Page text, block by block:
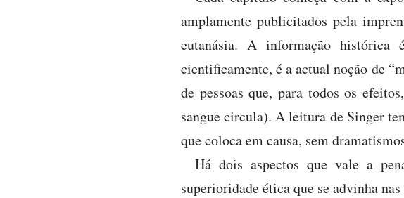
amplamente publicitados pela
eutanásia. A informação histórica
cientificamente, é a actual noção de
de pessoas que, para todos os
sangue circula). A leitura de Singer
que coloca em causa, sem
Há dois aspectos que vale a
superioridade ética que se advinha